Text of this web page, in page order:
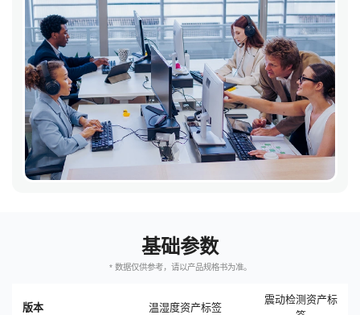
基础参数
* 数据仅供参考，请以产品规格书为准。
版本 温湿度资产标签
震动检测资产标